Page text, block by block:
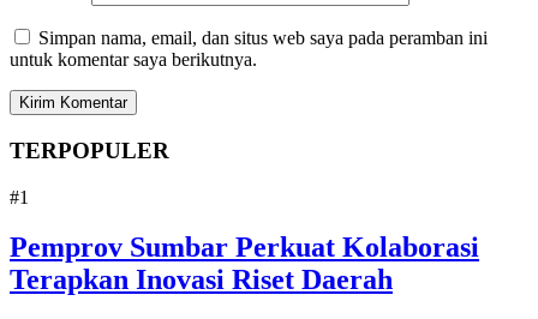
Simpan nama, email, dan situs web saya pada peramban ini
untuk komentar saya berikutnya.
TERPOPULER
#1
Pemprov Sumbar Perkuat Kolaborasi
Terapkan Inovasi Riset Daerah